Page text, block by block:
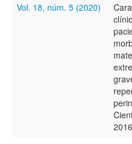
Vol. 18, núm. 5 (2020)